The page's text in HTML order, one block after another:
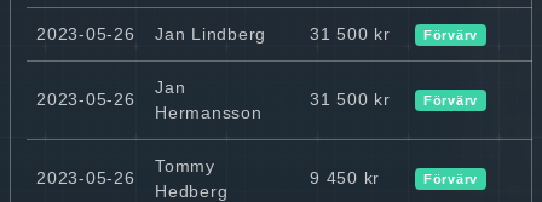
2023-05-26 Jan Lindberg 31 500 kr Förvärv
2023-05-26
Jan
Hermansson
31 500 kr Förvärv
2023-05-26
Tommy
Hedberg
9 450 kr Förvärv